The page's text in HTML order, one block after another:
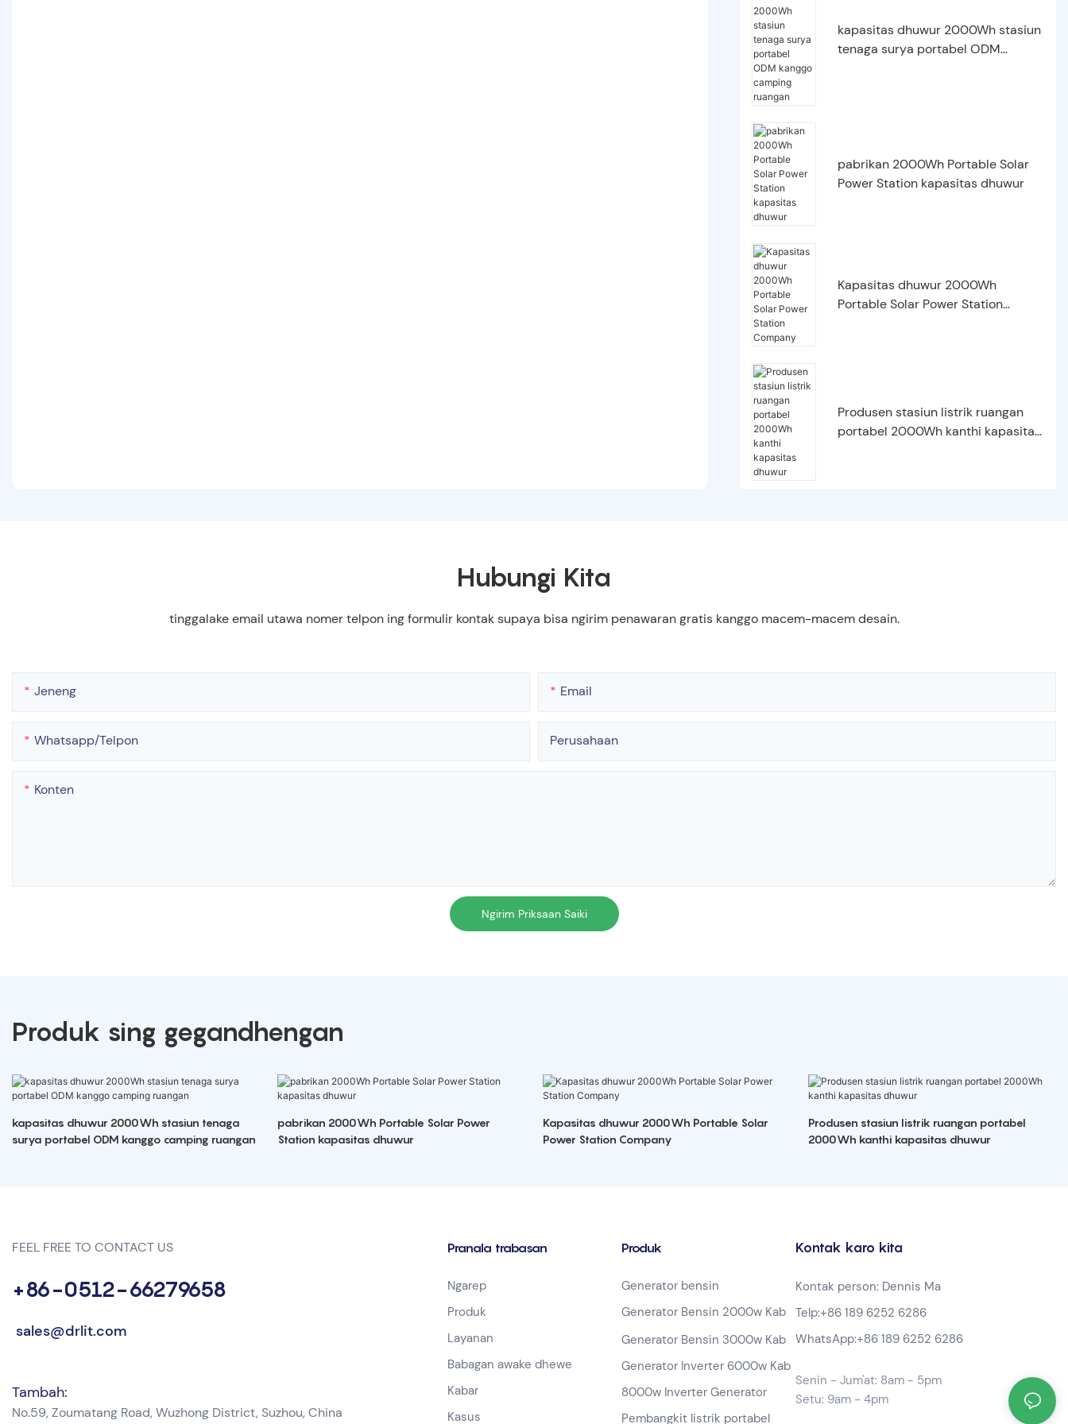
kapasitas dhuwur 2000Wh stasiun
tenaga surya portabel ODM
pabrikan 2000Wh Portable Solar
Power Station kapasitas dhuwur
Kapasitas dhuwur 2000Wh
Portable Solar Power Station
Produsen stasiun listrik ruangan
portabel 2000Wh kanthi kapasitas
Hubungi Kita
tinggalake email utawa nomer telpon ing formulir kontak supaya bisa ngirim penawaran gratis kanggo macem-macem desain.
Jeneng Email
Whatsapp/telpon Perusahaan
Konten
Ngirim Priksaan Saiki
Produk sing gegandhengan
kapasitas dhuwur 2000Wh stasiun tenaga
surya portabel ODM kanggo camping ruangan
pabrikan 2000Wh Portable Solar Power
Station kapasitas dhuwur
Kapasitas dhuwur 2000Wh Portable Solar
Power Station Company
Produsen stasiun listrik ruangan portabel
2000Wh kanthi kapasitas dhuwur
FEEL FREE TO CONTACT US
+86-0512-66279658
sales@drlit.com
Tambah:
No.59, Zoumatang Road, Wuzhong District, Suzhou, China
Pranala trabasan
Ngarep
Produk
Layanan
Babagan awake dhewe
Kabar
Kasus
Produk
Generator bensin
Generator Bensin 2000w Kab
Generator Bensin 3000w Kab
Generator Inverter 6000w Kab
8000w Inverter Generator
Pembangkit listrik portabel
Kontak karo kita
Kontak person: Dennis Ma
Telp:+86 189 6252 6286
WhatsApp:+86 189 6252 6286
Senin - Jum'at: 8am - 5pm
Setu: 9am - 4pm